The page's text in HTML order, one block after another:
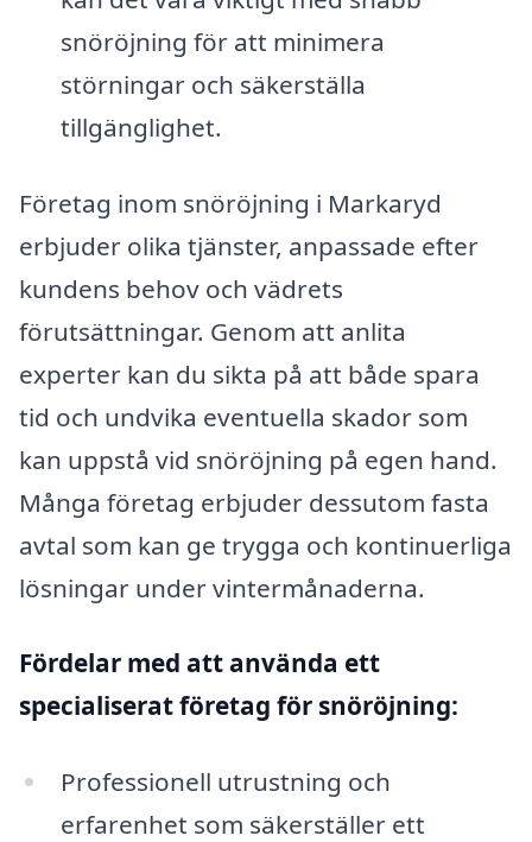
snöröjning för att minimera
störningar och säkerställa
tillgänglighet.
Företag inom snöröjning i Markaryd
erbjuder olika tjänster, anpassade efter
kundens behov och vädrets
förutsättningar. Genom att anlita
experter kan du sikta på att både spara
tid och undvika eventuella skador som
kan uppstå vid snöröjning på egen hand.
Många företag erbjuder dessutom fasta
avtal som kan ge trygga och kontinuerliga
lösningar under vintermånaderna.
Fördelar med att använda ett
specialiserat företag för snöröjning:
Professionell utrustning och
erfarenhet som säkerställer ett